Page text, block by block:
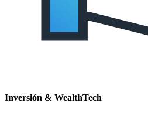
Inversión & WealthTech